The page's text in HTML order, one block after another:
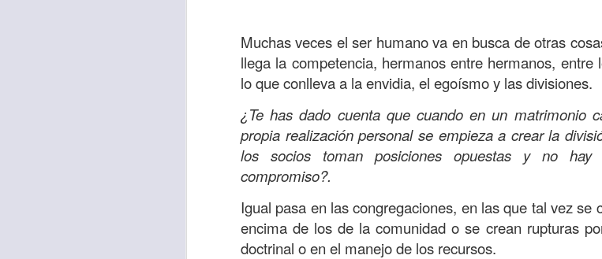
Muchas veces el ser humano va en busca de otras
llega la competencia, hermanos entre hermanos,
lo que conlleva a la envidia, el egoísmo y las divisiones.
¿Te has dado cuenta que cuando en un matrimonio
propia realización personal se empieza a crear la
los socios toman posiciones opuestas y no hay
compromiso?.
Igual pasa en las congregaciones, en las que tal vez se
encima de los de la comunidad o se crean rupturas
doctrinal o en el manejo de los recursos.
Amar es mucho más que decir“te amo” oque regalar
permanecer, de estar presente y de respetar a los seres
Cuando amamos de verdad, expresamos la esencia
seres amados, pero también se nos aumentan los
vida, porque en el amor todo lo podemos hacer, desde
para siempre.
Es tiempo de revisar el estado de tu corazón hacia
vida. En otras palabras, es tiempo de tener hogares a
Dios nos ama.